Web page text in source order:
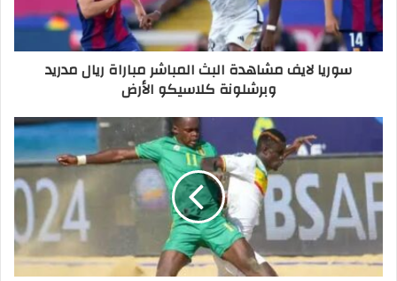
سوريا لايف مشاهدة البث المباشر مباراة ريال مدريد
وبرشلونة كلاسيكو الأرض